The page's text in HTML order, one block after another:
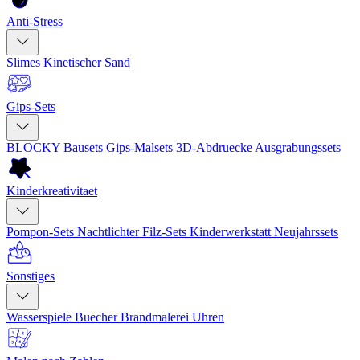
Anti-Stress
Slimes Kinetischer Sand
Gips-Sets
BLOCKY Bausets Gips-Malsets 3D-Abdruecke Ausgrabungssets
Kinderkreativitaet
Pompon-Sets NachtlichterFilz-Sets Kinderwerkstatt Neujahrssets
Sonstiges
Wasserspiele BuecherBrandmalerei Uhren